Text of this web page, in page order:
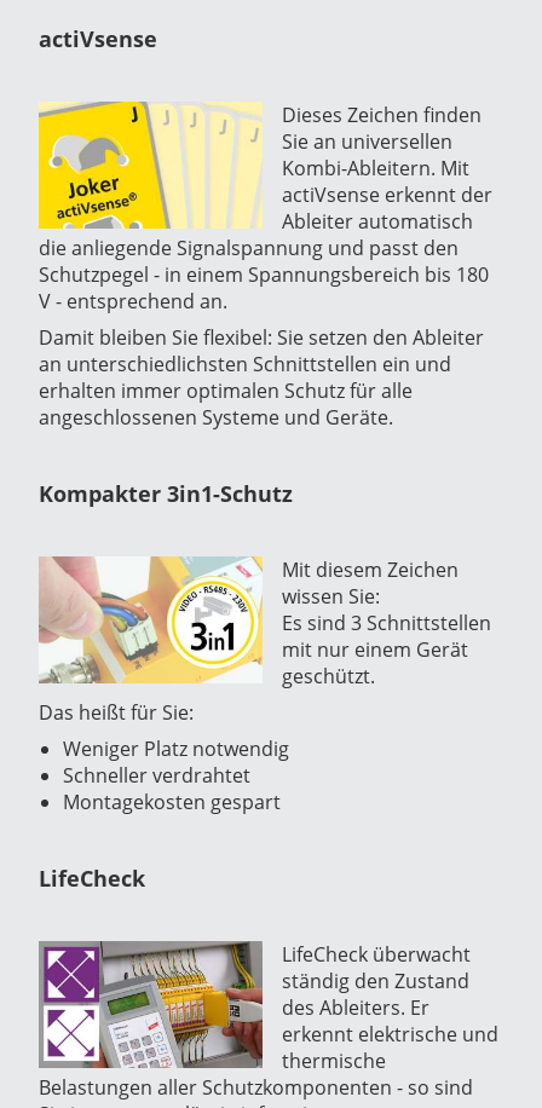
actiVsense
Dieses Zeichen finden
Sie an universellen
Kombi-Ableitern. Mit
actiVsense erkennt der
Ableiter automatisch
die anliegende Signalspannung und passt den
Schutzpegel - in einem Spannungsbereich bis 180
V - entsprechend an.
Damit bleiben Sie flexibel: Sie setzen den Ableiter
an unterschiedlichsten Schnittstellen ein und
erhalten immer optimalen Schutz für alle
angeschlossenen Systeme und Geräte.
Kompakter 3in1-Schutz
Mit diesem Zeichen
wissen Sie:
Es sind 3 Schnittstellen
mit nur einem Gerät
geschützt.
Das heißt für Sie:
Weniger Platz notwendig
Schneller verdrahtet
Montagekosten gespart
LifeCheck
LifeCheck überwacht
ständig den Zustand
des Ableiters. Er
erkennt elektrische und
thermische
Belastungen aller Schutzkomponenten - so sind